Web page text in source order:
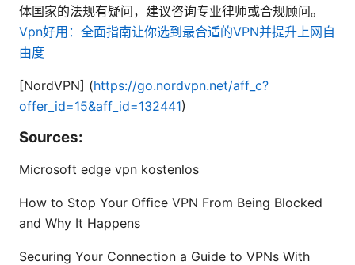
体国家的法规有疑问，建议咨询专业律师或合规顾问。
Vpn好用：全面指南让你选到最合适的VPN并提升上网自
由度
[NordVPN] (https://go.nordvpn.net/aff_c?
offer_id=15&aff_id=132441)
Sources:
Microsoft edge vpn kostenlos
How to Stop Your Office VPN From Being Blocked
and Why It Happens
Securing Your Connection a Guide to VPNs With